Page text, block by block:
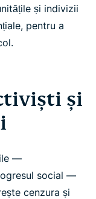
și indivizii
pentru a
și
—
social —
cenzura și